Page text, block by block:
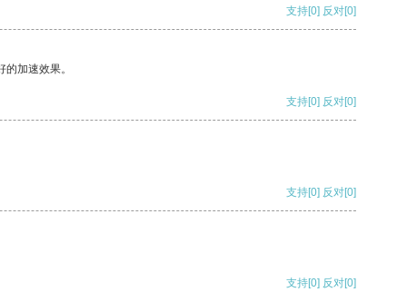
支持[0] 反对[0]
加速效果。
支持[0] 反对[0]
支持[0] 反对[0]
支持[0] 反对[0]